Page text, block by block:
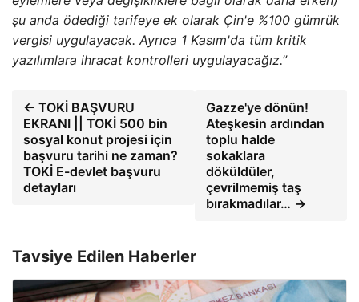
şu anda ödediği tarifeye ek olarak Çin'e %100 gümrük
vergisi uygulayacak. Ayrıca 1 Kasım'da tüm kritik
yazılımlara ihracat kontrolleri uygulayacağız.”
← TOKİ BAŞVURU
EKRANI || TOKİ 500 bin
sosyal konut projesi için
başvuru tarihi ne zaman?
TOKİ E-devlet başvuru
detayları
Gazze'ye dönün!
Ateşkesin ardından
toplu halde
sokaklara
döküldüler,
çevrilmemiş taş
bırakmadılar… →
Tavsiye Edilen Haberler